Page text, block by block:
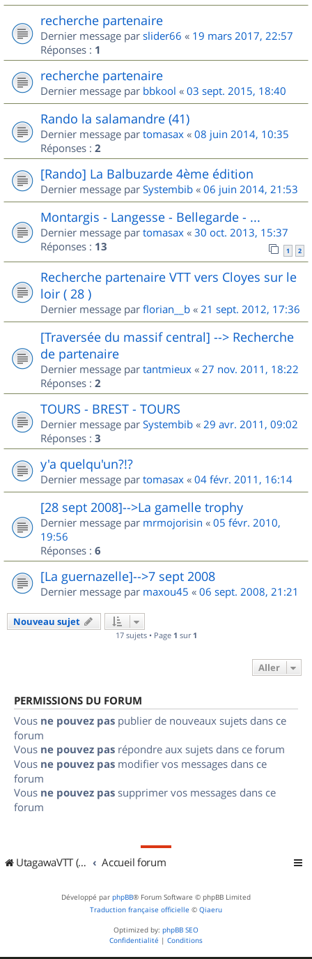
recherche partenaire
Dernier message par slider66 « 19 mars 2017, 22:57
Réponses : 1
recherche partenaire
Dernier message par bbkool « 03 sept. 2015, 18:40
Rando la salamandre (41)
Dernier message par tomasax « 08 juin 2014, 10:35
Réponses : 2
[Rando] La Balbuzarde 4ème édition
Dernier message par Systembib « 06 juin 2014, 21:53
Montargis - Langesse - Bellegarde - ...
Dernier message par tomasax « 30 oct. 2013, 15:37
Réponses : 13 1 2
Recherche partenaire VTT vers Cloyes sur le
loir ( 28 )
Dernier message par florian__b « 21 sept. 2012, 17:36
[Traversée du massif central] --> Recherche
de partenaire
Dernier message par tantmieux « 27 nov. 2011, 18:22
Réponses : 2
TOURS - BREST - TOURS
Dernier message par Systembib « 29 avr. 2011, 09:02
Réponses : 3
y'a quelqu'un?!?
Dernier message par tomasax « 04 févr. 2011, 16:14
[28 sept 2008]-->La gamelle trophy
Dernier message par mrmojorisin « 05 févr. 2010,
19:56
Réponses : 6
[La guernazelle]-->7 sept 2008
Dernier message par maxou45 « 06 sept. 2008, 21:21
Nouveau sujet
17 sujets • Page 1 sur 1
Aller
PERMISSIONS DU FORUM
Vous ne pouvez pas publier de nouveaux sujets dans ce
forum
Vous ne pouvez pas répondre aux sujets dans ce forum
Vous ne pouvez pas modifier vos messages dans ce
forum
Vous ne pouvez pas supprimer vos messages dans ce
forum
UtagawaVTT (Randos VTT et VTTAE avec traces GPS) Accueil forum
Développé par phpBB® Forum Software © phpBB Limited
Traduction française officielle © Qiaeru
Optimized by: phpBB SEO
Confidentialité | Conditions